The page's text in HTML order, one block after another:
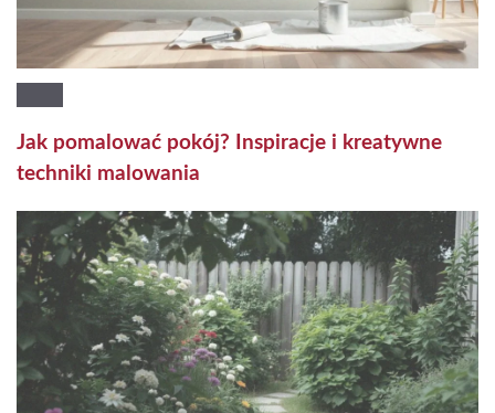
Jak pomalować pokój? Inspiracje i kreatywne
techniki malowania